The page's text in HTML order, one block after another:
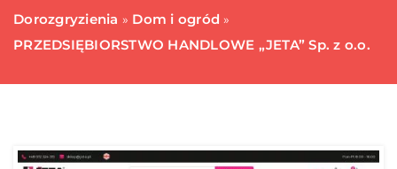
Dorozgryzienia » Dom i ogród »
PRZEDSIĘBIORSTWO HANDLOWE „JETA” Sp. z o.o.